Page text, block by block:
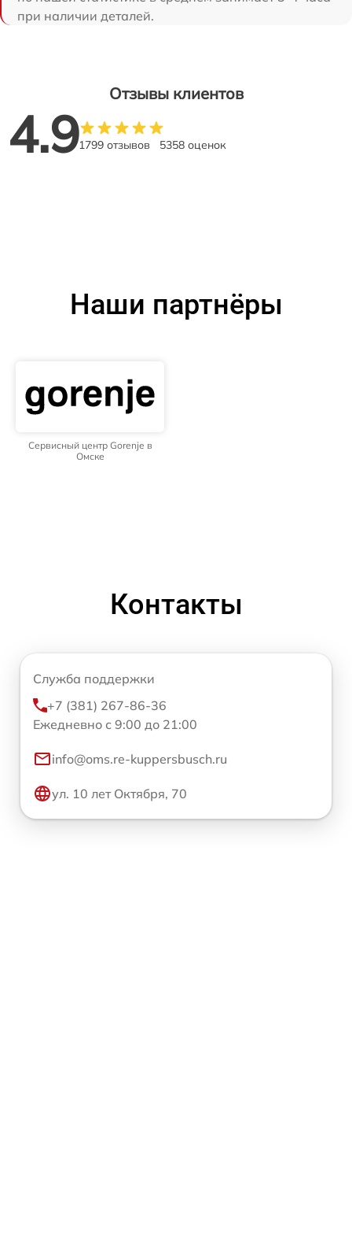
при наличии деталей.
Отзывы клиентов
4.91799 отзывов 5358 оценок
Наши партнёры
Сервисный центр Gorenje в
Омске
Контакты
Служба поддержки
+7 (381) 267-86-36
Ежедневно с 9:00 до 21:00
info@oms.re-kuppersbusch.ru
ул. 10 лет Октября, 70